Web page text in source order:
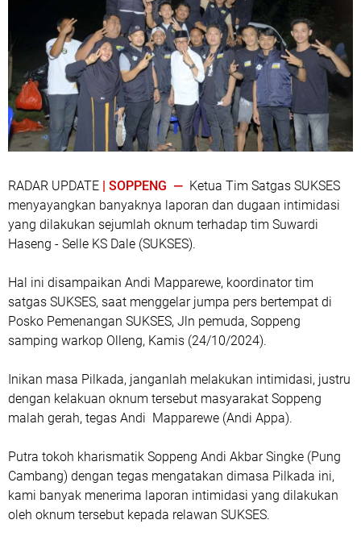
RADAR UPDATE | SOPPENG — Ketua Tim Satgas SUKSES
menyayangkan banyaknya laporan dan dugaan intimidasi
yang dilakukan sejumlah oknum terhadap tim Suwardi
Haseng - Selle KS Dale (SUKSES).
Hal ini disampaikan Andi Mapparewe, koordinator tim
satgas SUKSES, saat menggelar jumpa pers bertempat di
Posko Pemenangan SUKSES, Jln pemuda, Soppeng
samping warkop Olleng, Kamis (24/10/2024).
Inikan masa Pilkada, janganlah melakukan intimidasi, justru
dengan kelakuan oknum tersebut masyarakat Soppeng
malah gerah, tegas Andi Mapparewe (Andi Appa).
Putra tokoh kharismatik Soppeng Andi Akbar Singke (Pung
Cambang) dengan tegas mengatakan dimasa Pilkada ini,
kami banyak menerima laporan intimidasi yang dilakukan
oleh oknum tersebut kepada relawan SUKSES.